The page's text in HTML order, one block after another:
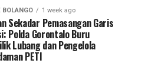
BOLANGO 1 week ago
Sekadar Pemasangan Garis
Polda Gorontalo Buru
Lubang dan Pengelola
PETI